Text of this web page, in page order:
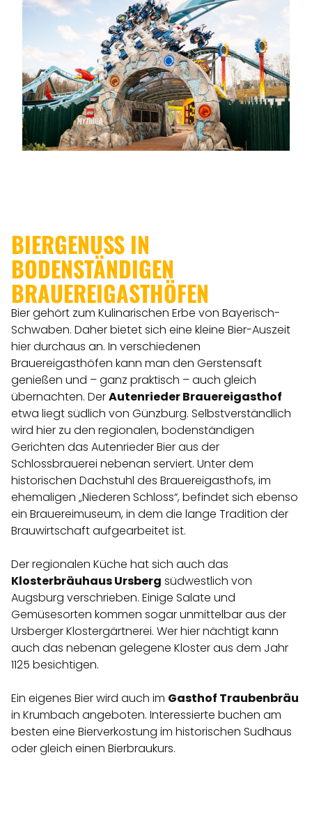
BIERGENUSS IN
BODENSTÄNDIGEN
BRAUEREIGASTHÖFEN
Bier gehört zum Kulinarischen Erbe von Bayerisch-
Schwaben. Daher bietet sich eine kleine Bier-Auszeit
hier durchaus an. In verschiedenen
Brauereigasthöfen kann man den Gerstensaft
genießen und – ganz praktisch – auch gleich
übernachten. DerAutenrieder Brauereigasthof
etwa liegt südlich von Günzburg. Selbstverständlich
wird hier zu den regionalen, bodenständigen
Gerichten das Autenrieder Bier aus der
Schlossbrauerei nebenan serviert. Unter dem
historischen Dachstuhl des Brauereigasthofs, im
ehemaligen „Niederen Schloss“, befindet sich ebenso
ein Brauereimuseum, in dem die lange Tradition der
Brauwirtschaft aufgearbeitet ist.
Der regionalen Küche hat sich auch das
Klosterbräuhaus Ursberg südwestlich von
Augsburg verschrieben. Einige Salate und
Gemüsesorten kommen sogar unmittelbar aus der
Ursberger Klostergärtnerei. Wer hier nächtigt kann
auch das nebenan gelegene Kloster aus dem Jahr
1125 besichtigen.
Ein eigenes Bier wird auch im Gasthof Traubenbräu
in Krumbach angeboten. Interessierte buchen am
besten eine Bierverkostung im historischen Sudhaus
oder gleich einen Bierbraukurs.